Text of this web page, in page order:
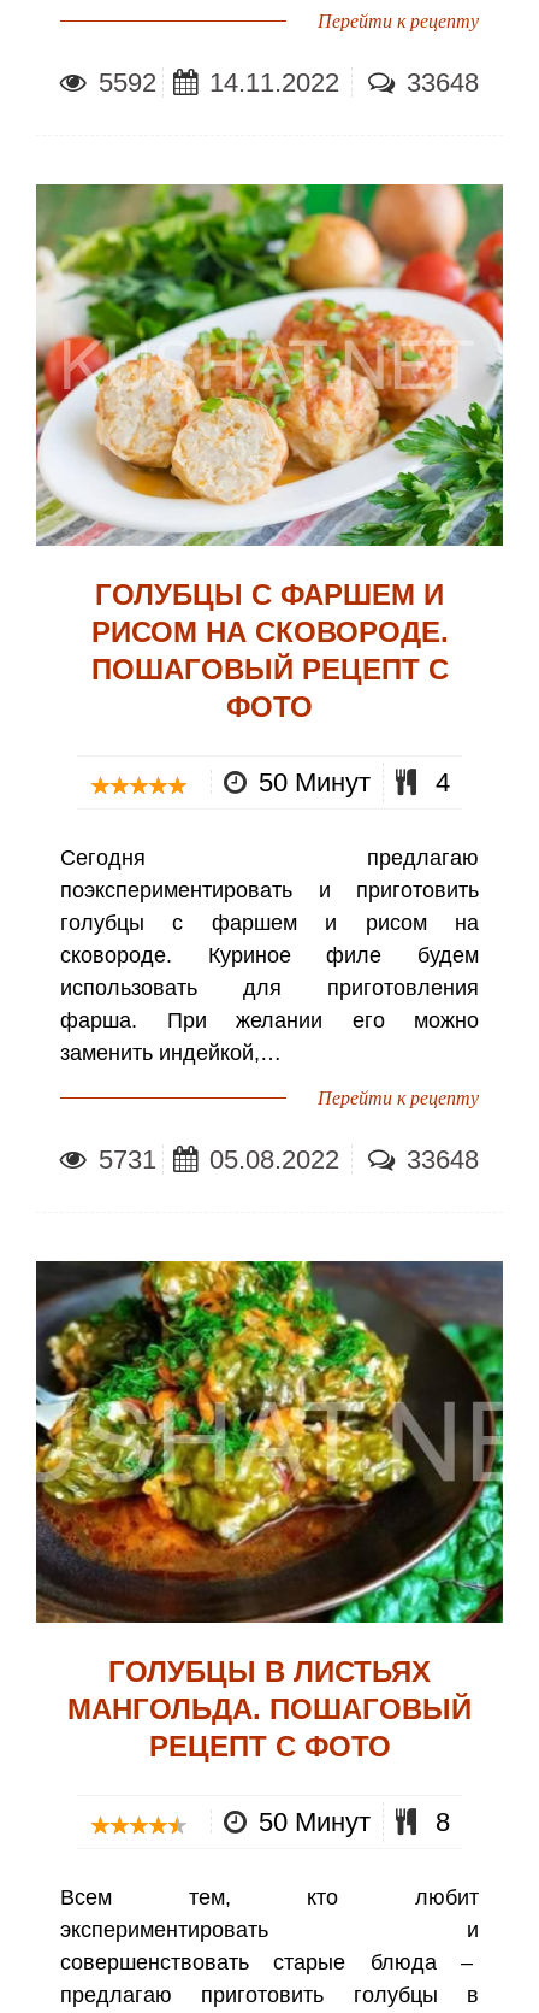
Перейти к рецепту
5592 14.11.2022 33648
ГОЛУБЦЫ С ФАРШЕМ И
РИСОМ НА СКОВОРОДЕ.
ПОШАГОВЫЙ РЕЦЕПТ С
ФОТО
50 Минут 4
Сегодня предлагаю
поэкспериментировать и приготовить
голубцы с фаршем и рисом на
сковороде. Куриное филе будем
использовать для приготовления
фарша. При желании его можно
заменить индейкой,…
Перейти к рецепту
5731 05.08.2022 33648
ГОЛУБЦЫ В ЛИСТЬЯХ
МАНГОЛЬДА. ПОШАГОВЫЙ
РЕЦЕПТ С ФОТО
50 Минут 8
Всем тем, кто любит
экспериментировать и
совершенствовать старые блюда –
предлагаю приготовить голубцы в